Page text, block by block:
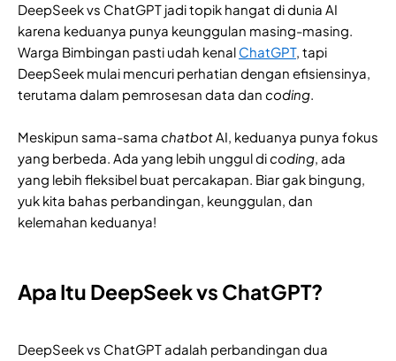
DeepSeek vs ChatGPT jadi topik hangat di dunia AI
karena keduanya punya keunggulan masing-masing.
Warga Bimbingan pasti udah kenal ChatGPT, tapi
DeepSeek mulai mencuri perhatian dengan efisiensinya,
terutama dalam pemrosesan data dan coding.
Meskipun sama-sama chatbotAI, keduanya punya fokus
yang berbeda. Ada yang lebih unggul dicoding, ada
yang lebih fleksibel buat percakapan. Biar gak bingung,
yuk kita bahas perbandingan, keunggulan, dan
kelemahan keduanya!
Apa Itu DeepSeek vs ChatGPT?
DeepSeek vs ChatGPT adalah perbandingan dua